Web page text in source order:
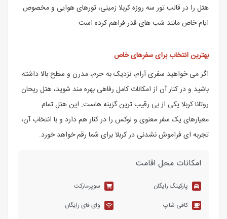
هتل را در قالب تور سه روزه کربلا زمینی، تورهای هوایی و مخصوص
ایام خاص مانند شب های قدر فراهم کرده است.
بهترین انتخاب برای سفرهای خاص
اگر می خواهید سفری آرام، نزدیک به حرم، مدرن و سطح بالا داشته
باشید و در کنار آن از امکانات کامل رفاهی بهره مند شوید، هتل ریحان
روتانا کربلا یکی از بی رقیب ترین گزینه هاست. این هتل تمام
معیارهای یک سفر معنوی و لوکس را در کنار هم دارد و با انتخاب آن،
تجربه ای فراموش نشدنی در کربلا برای شما رقم خواهد خورد.
امکانات محل اقامت
پارکینگ رایگان
سوپرمارکت
کافی شاپ
وای فای رایگان